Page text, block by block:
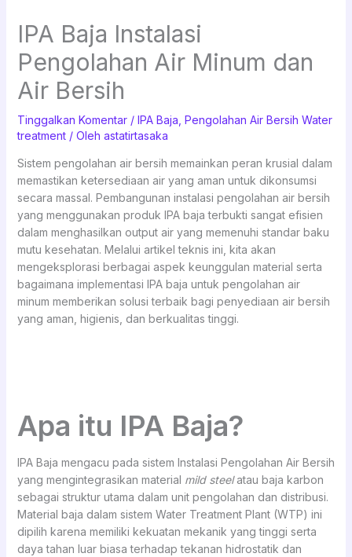
IPA Baja Instalasi
Pengolahan Air Minum dan
Air Bersih
Tinggalkan Komentar / IPA Baja Pengolahan Air Bersih Water
treatment/ Oleh astatirtasaka
Sistem pengolahan air bersih memainkan peran krusial dalam
memastikan ketersediaan air yang aman untuk dikonsumsi
secara massal. Pembangunan instalasi pengolahan air bersih
yang menggunakan produk IPA baja terbukti sangat efisien
dalam menghasilkan output air yang memenuhi standar baku
mutu kesehatan. Melalui artikel teknis ini, kita akan
mengeksplorasi berbagai aspek keunggulan material serta
bagaimana implementasi IPA baja untuk pengolahan air
minum memberikan solusi terbaik bagi penyediaan air bersih
yang aman, higienis, dan berkualitas tinggi.
Apa itu IPA Baja?
IPA Baja mengacu pada sistem Instalasi Pengolahan Air Bersih
yang mengintegrasikan material mild steelatau baja karbon
sebagai struktur utama dalam unit pengolahan dan distribusi.
Material baja dalam sistem Water Treatment Plant (WTP) ini
dipilih karena memiliki kekuatan mekanik yang tinggi serta
daya tahan luar biasa terhadap tekanan hidrostatik dan